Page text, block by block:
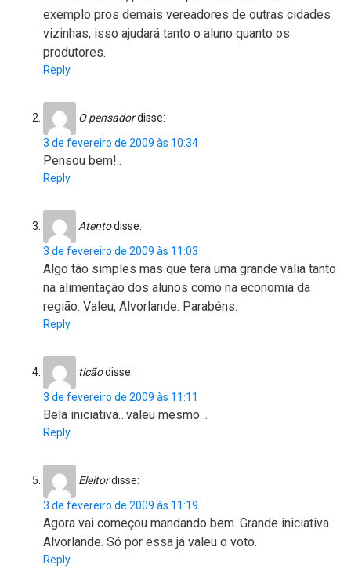
exemplo pros demais vereadores de outras cidades
vizinhas, isso ajudará tanto o aluno quanto os
produtores.
Reply
O pensadordisse:
3 de fevereiro de 2009 às 10:34
Pensou bem!..
Reply
Atentodisse:
3 de fevereiro de 2009 às 11:03
Algo tão simples mas que terá uma grande valia tanto
na alimentação dos alunos como na economia da
região. Valeu, Alvorlande. Parabéns.
Reply
ticãodisse:
3 de fevereiro de 2009 às 11:11
Bela iniciativa…valeu mesmo…
Reply
Eleitordisse:
3 de fevereiro de 2009 às 11:19
Agora vai começou mandando bem. Grande iniciativa
Alvorlande. Só por essa já valeu o voto.
Reply